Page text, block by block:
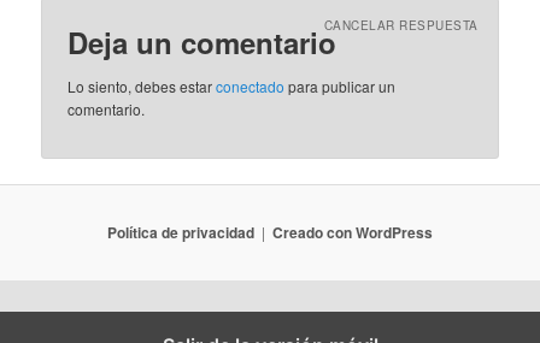
Deja un comentarioCANCELAR RESPUESTA
Lo siento, debes estarconectado para publicar un
comentario.
Política de privacidad Creado con WordPress